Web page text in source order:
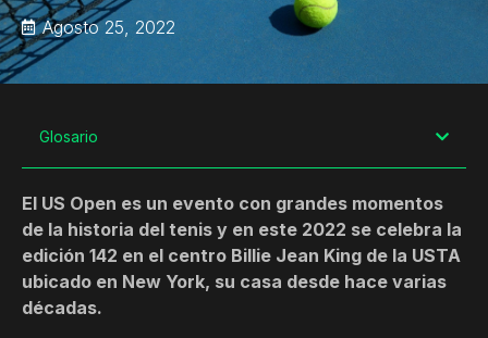
Agosto 25, 2022
Glosario
El US Open es un evento con grandes momentos
de la historia del tenis y en este 2022 se celebra la
edición 142 en el centro Billie Jean King de la USTA
ubicado en New York, su casa desde hace varias
décadas.